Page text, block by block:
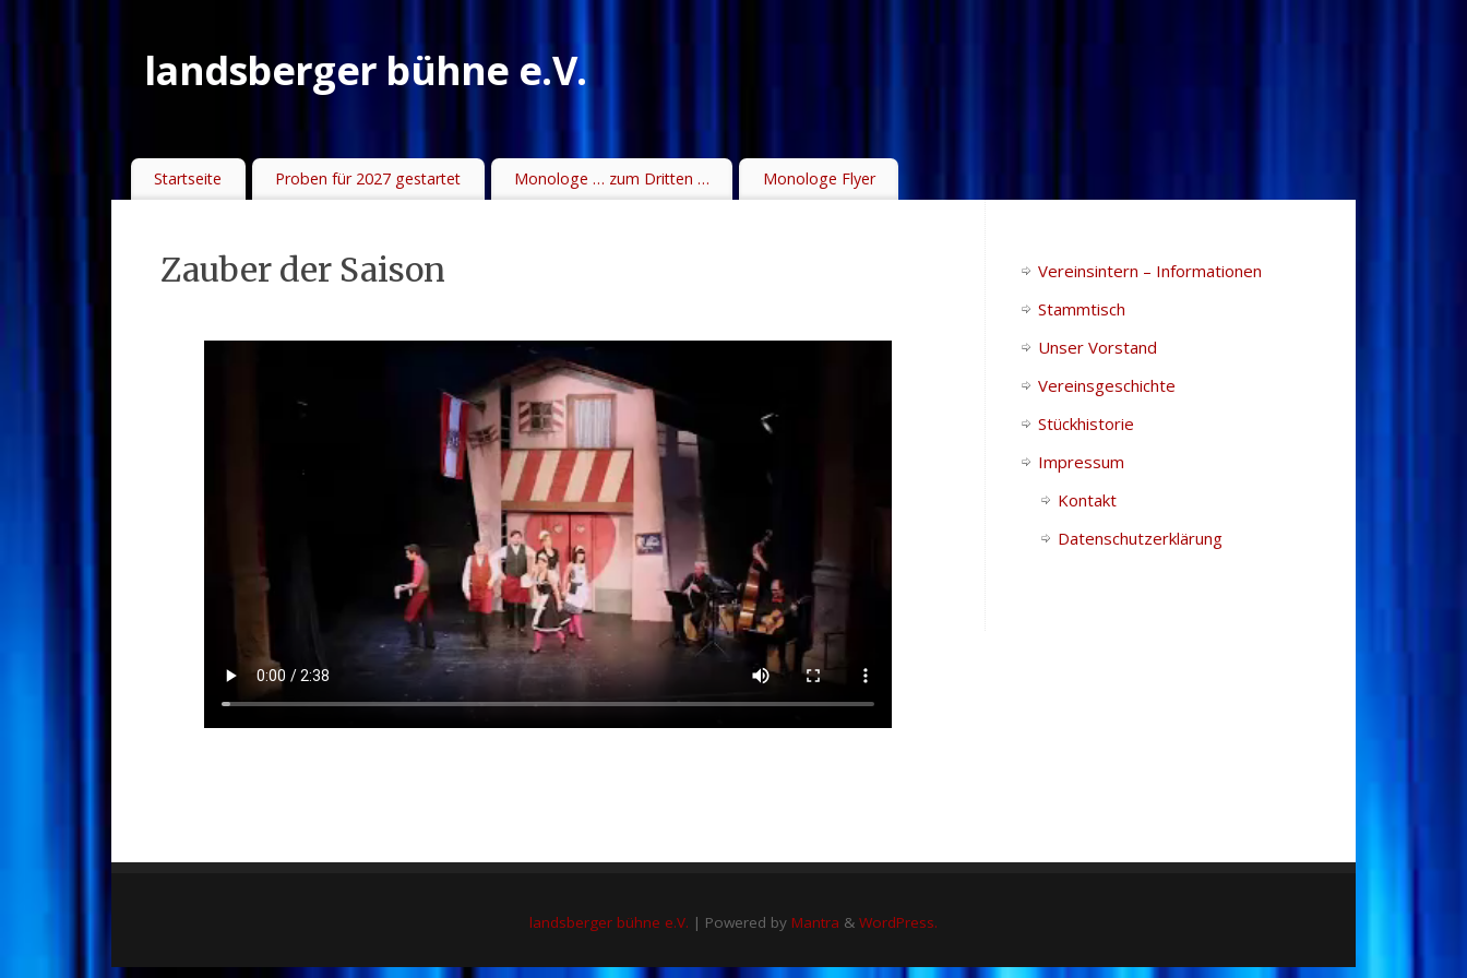
landsberger bühne e.V.
Startseite Proben für 2027 gestartet Monologe … zum Dritten … Monologe Flyer
Zauber der Saison
Vereinsintern – Informationen
Stammtisch
Unser Vorstand
Vereinsgeschichte
Stückhistorie
Impressum
Kontakt
Datenschutzerklärung
landsberger bühne e.V. | Powered by Mantra & WordPress.